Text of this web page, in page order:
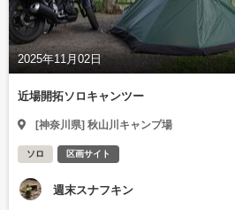
2025年11月02日
近場開拓ソロキャンツー
[神奈川県] 秋山川キャンプ場
ソロ 区画サイト
週末スナフキン